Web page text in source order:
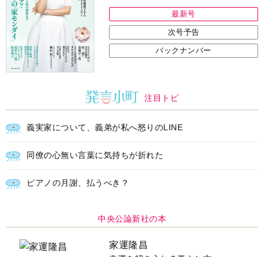
最新号
次号予告
バックナンバー
注目トピ
義実家について、義弟が私へ怒りのLINE
同僚の心無い言葉に気持ちが折れた
ピアノの月謝、払うべき？
中央公論新社の本
家運隆昌